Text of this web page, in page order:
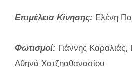
Επιμέλεια Κίνησης: Ελένη
Φωτισμοί: Γιάννης
Αθηνά Χατζηαθανασίου